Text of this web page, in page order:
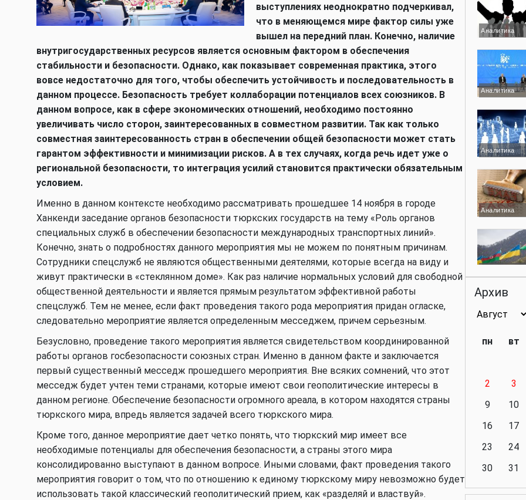
выступлениях неоднократно подчеркивал,
что в меняющемся мире фактор силы уже
вышел на передний план. Конечно, наличие
внутригосударственных ресурсов является основным фактором в обеспечения
стабильности и безопасности. Однако, как показывает современная практика, этого
вовсе недостаточно для того, чтобы обеспечить устойчивость и последовательность в
данном процессе. Безопасность требует коллаборации потенциалов всех союзников. В
данном вопросе, как в сфере экономических отношений, необходимо постоянно
увеличивать число сторон, заинтересованных в совместном развитии. Так как только
совместная заинтересованность стран в обеспечении общей безопасности может стать
гарантом эффективности и минимизации рисков. А в тех случаях, когда речь идет уже о
региональной безопасности, то интеграция усилий становится практически обязательным
условием.
Именно в данном контексте необходимо рассматривать прошедшее 14 ноября в городе
Ханкенди заседание органов безопасности тюркских государств на тему «Роль органов
специальных служб в обеспечении безопасности международных транспортных линий».
Конечно, знать о подробностях данного мероприятия мы не можем по понятным причинам.
Сотрудники спецслужб не являются общественными деятелями, которые всегда на виду и
живут практически в «стеклянном доме». Как раз наличие нормальных условий для свободной
общественной деятельности и является прямым результатом эффективной работы
спецслужб. Тем не менее, если факт проведения такого рода мероприятия придан огласке,
следовательно мероприятие является определенным месседжем, причем серьезным.
Безусловно, проведение такого мероприятия является свидетельством координированной
работы органов госбезопасности союзных стран. Именно в данном факте и заключается
первый существенный месседж прошедшего мероприятия. Вне всяких сомнений, что этот
месседж будет учтен теми странами, которые имеют свои геополитические интересы в
данном регионе. Обеспечение безопасности огромного ареала, в котором находятся страны
тюркского мира, впредь является задачей всего тюркского мира.
Кроме того, данное мероприятие дает четко понять, что тюркский мир имеет все
необходимые потенциалы для обеспечения безопасности, а страны этого мира
консолидированно выступают в данном вопросе. Иными словами, факт проведения такого
мероприятия говорит о том, что по отношению к единому тюркскому миру невозможно будет
использовать такой классический геополитический прием, как «разделяй и властвуй».
Аналитика
Аналитика
Аналитика
Аналитика
Политика
Архив
пн вт
2
3
9
10
16
17
23
24
30
31